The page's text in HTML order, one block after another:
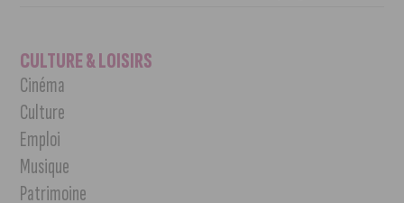
CULTURE & LOISIRS
Cinéma
Culture
Emploi
Musique
Patrimoine